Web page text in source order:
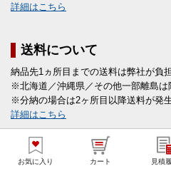
お気に入り カート 見積
詳細はこちら
送料について
納品先1ヵ所目までの送料は弊社が負
※北海道／沖縄県／その他一部離島は
※分納の場合は2ヶ所目以降送料が発生
詳細はこちら
領収書について